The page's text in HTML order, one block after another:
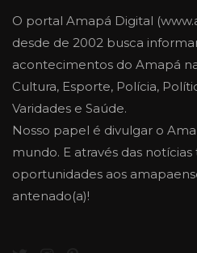
O portal Amapá Digital
desde de 2002 busca
acontecimentos do Amapá
Cultura, Esporte, Polícia,
Varidades e Saúde.
Nosso papel é divulgar o
mundo. E através das
oportunidades aos
antenado(a)!